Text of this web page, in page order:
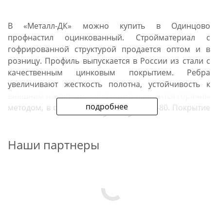
подробнее
В «Металл-ДК» можно купить в Одинцово
профнастил оцинкованный. Стройматериал с
гофрированной структурой продается оптом и в
розницу. Профиль выпускается в России из стали с
качественным цинковым покрытием. Ребра
увеличивают жесткость полотна, устойчивость к
внешним нагрузкам. Слой цинка наносится горячим
методом, в соответствии с ГОСТ 14918-80. Покрытие
продлевает срок службы, обеспечивает защиту
воздействием осадков. Преимущество листа
оцинкованного — более низкая цена, чем
В нашей компании вы можете заказать материал
для крыш и заборов. В наличии есть материал
Наши партнеры